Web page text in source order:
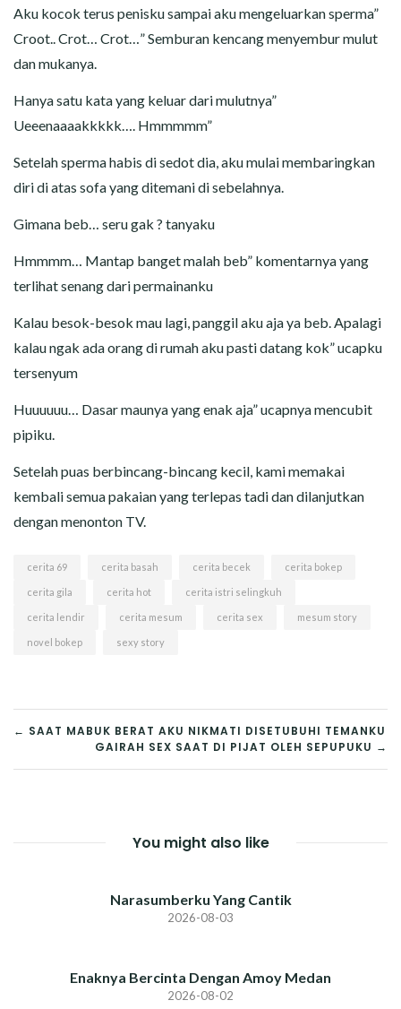
Aku kocok terus penisku sampai aku mengeluarkan sperma”
Croot.. Crot… Crot…” Semburan kencang menyembur mulut
dan mukanya.
Hanya satu kata yang keluar dari mulutnya”
Ueeenaaaakkkkk…. Hmmmmm”
Setelah sperma habis di sedot dia, aku mulai membaringkan
diri di atas sofa yang ditemani di sebelahnya.
Gimana beb… seru gak ? tanyaku
Hmmmm… Mantap banget malah beb” komentarnya yang
terlihat senang dari permainanku
Kalau besok-besok mau lagi, panggil aku aja ya beb. Apalagi
kalau ngak ada orang di rumah aku pasti datang kok” ucapku
tersenyum
Huuuuuu… Dasar maunya yang enak aja” ucapnya mencubit
pipiku.
Setelah puas berbincang-bincang kecil, kami memakai
kembali semua pakaian yang terlepas tadi dan dilanjutkan
dengan menonton TV.
cerita 69 cerita basah cerita becek cerita bokep
cerita gila cerita hot cerita istri selingkuh
cerita lendir cerita mesum cerita sex mesum story
novel bokep sexy story
POST
NAVIGATION
← SAAT MABUK BERAT AKU NIKMATI DISETUBUHI TEMANKU
GAIRAH SEX SAAT DI PIJAT OLEH SEPUPUKU →
You might also like
Narasumberku Yang Cantik
2026-08-03
Enaknya Bercinta Dengan Amoy Medan
2026-08-02